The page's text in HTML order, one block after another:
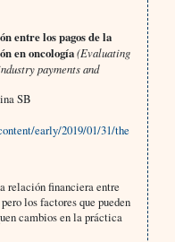
entre los pagos de la
en oncología(Evaluating
payments and
SB
early/2019/01/31/the
relación financiera entre
los factores que pueden
cambios en la práctica